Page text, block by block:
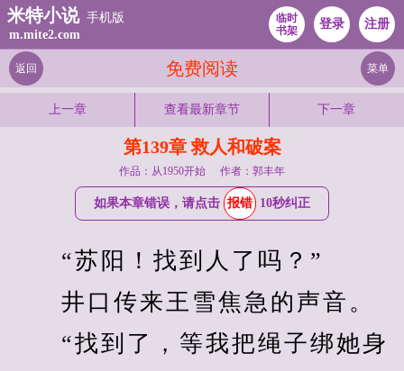
米特小说 手机版
m.mite2.com
临时
书架
登录 注册
免费阅读
返回 菜单
上一章 查看最新章节 下一章
第139章 救人和破案
作品：从1950开始 作者：郭丰年
如果本章错误，请点击 报错 10秒纠正
“苏阳！找到人了吗？”
井口传来王雪焦急的声音。
“找到了，等我把绳子绑她身